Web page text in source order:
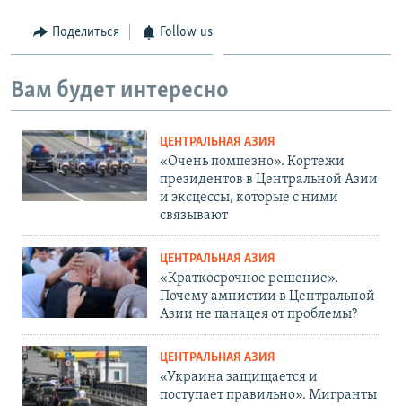
Поделиться Follow us
Вам будет интересно
ЦЕНТРАЛЬНАЯ АЗИЯ
«Очень помпезно». Кортежи
президентов в Центральной Азии
и эксцессы, которые с ними
связывают
ЦЕНТРАЛЬНАЯ АЗИЯ
«Краткосрочное решение».
Почему амнистии в Центральной
Азии не панацея от проблемы?
ЦЕНТРАЛЬНАЯ АЗИЯ
«Украина защищается и
поступает правильно». Мигранты